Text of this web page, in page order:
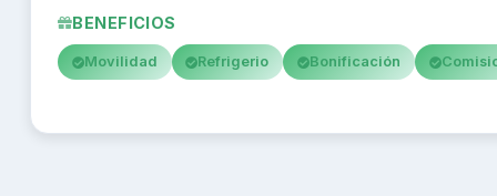
BENEFICIOS
Movilidad Refrigerio Bonificación